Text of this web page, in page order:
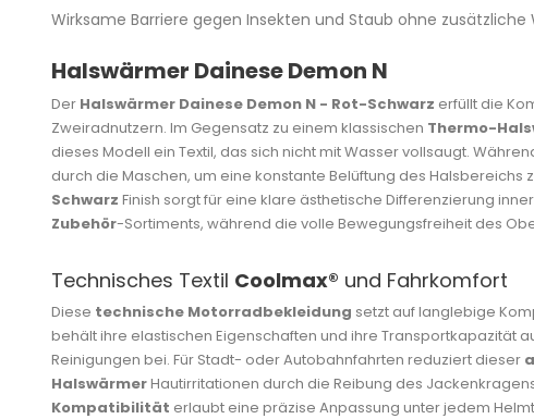
Wirksame Barriere gegen Insekten und Staub ohne
Halswärmer Dainese Demon N
Der Halswärmer Dainese Demon N - Rot-Schwarz erfüllt die
Zweiradnutzern. Im Gegensatz zu einem klassischen Thermo-
dieses Modell ein Textil, das sich nicht mit Wasser vollsaugt.
durch die Maschen, um eine konstante Belüftung des Halsbereichs
Schwarz Finish sorgt für eine klare ästhetische Differenzierung
Zubehör-Sortiments, während die volle Bewegungsfreiheit des
Technisches Textil Coolmax® und Fahrkomfort
Diese technische Motorradbekleidung setzt auf langlebige
behält ihre elastischen Eigenschaften und ihre Transportkapazität
Reinigungen bei. Für Stadt- oder Autobahnfahrten reduziert dieser
HalswärmerHautirritationen durch die Reibung des
Kompatibilität erlaubt eine präzise Anpassung unter jedem